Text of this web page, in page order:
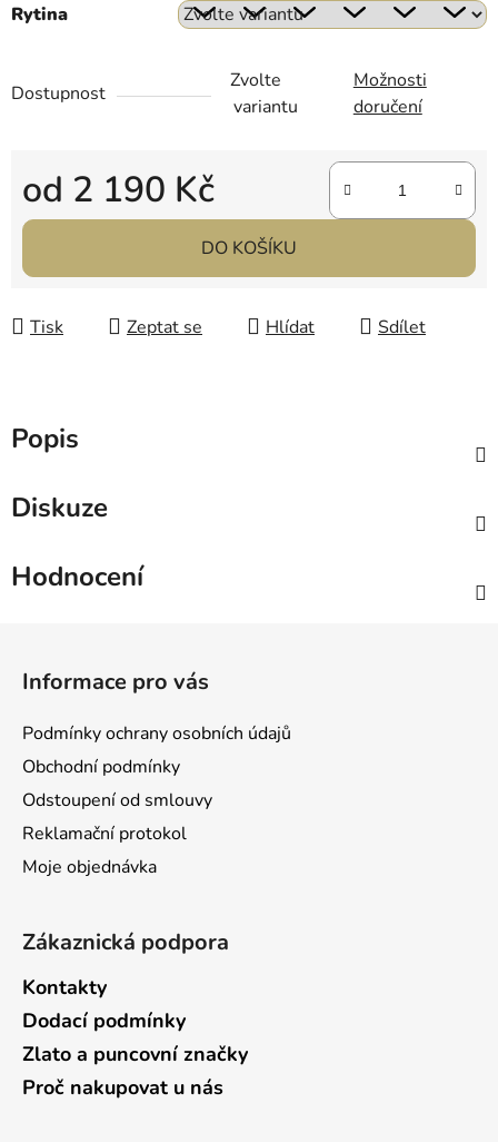
Rytina
Dostupnost
Zvolte
variantu
Možnosti
doručení
od 2 190 Kč
Měrná cena:
DO KOŠÍKU
Tisk Zeptat se Hlídat Sdílet
Popis
Diskuze
Hodnocení
Informace pro vás
Podmínky ochrany osobních údajů
Obchodní podmínky
Odstoupení od smlouvy
Reklamační protokol
Moje objednávka
Zákaznická podpora
Kontakty
Dodací podmínky
Zlato a puncovní značky
Proč nakupovat u nás